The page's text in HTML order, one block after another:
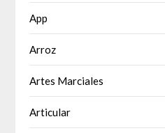
App
Arroz
Artes Marciales
Articular